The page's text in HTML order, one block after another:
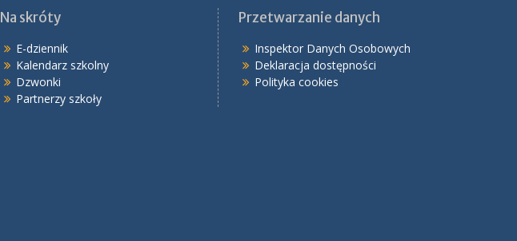
Na skróty
E-dziennik
Kalendarz szkolny
Dzwonki
Partnerzy szkoły
Przetwarzanie danych
Inspektor Danych Osobowych
Deklaracja dostępności
Polityka cookies